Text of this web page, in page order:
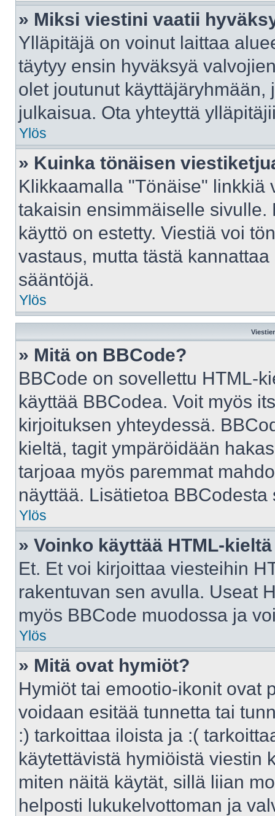
» Miksi viestini vaatii
Ylläpitäjä on voinut laittaa
täytyy ensin hyväksyä
olet joutunut
julkaisua. Ota yhteyttä
Ylös
» Kuinka tönäisen
Klikkaamalla "Tönäise" linkkiä
takaisin ensimmäiselle
käyttö on estetty. Viestiä voi
vastaus, mutta tästä
sääntöjä.
Ylös
» Mitä on BBCode?
BBCode on sovellettu HTML-
käyttää BBCodea. Voit myös
kirjoituksen yhteydessä.
kieltä, tagit ympäröidään
tarjoaa myös paremmat
näyttää. Lisätietoa
Ylös
» Voinko käyttää HTML-
Et. Et voi kirjoittaa viesteihin
rakentuvan sen avulla. Useat
myös BBCode muodossa ja
Ylös
» Mitä ovat hymiöt?
Hymiöt tai emootio-ikonit ovat
voidaan esitää tunnetta tai
:) tarkoittaa iloista ja :(
käytettävistä hymiöistä viestin
miten näitä käytät, sillä liian
helposti lukukelvottoman ja